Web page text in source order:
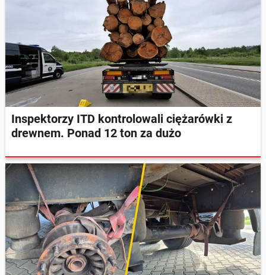
Inspektorzy ITD kontrolowali ciężarówki z
drewnem. Ponad 12 ton za dużo